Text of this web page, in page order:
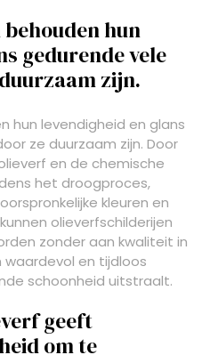
hun
gedurende vele
zijn.
hun levendigheid en glans
ze duurzaam zijn. Door
en de chemische
het droogproces,
kleuren en
olieverfschilderijen
zonder aan kwaliteit in
en tijdloos
schoonheid uitstraalt.
geeft
om te